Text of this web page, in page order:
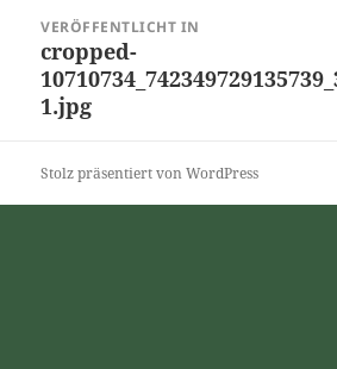
VERÖFFENTLICHT IN
cropped-
1.jpg
Stolz präsentiert von WordPress